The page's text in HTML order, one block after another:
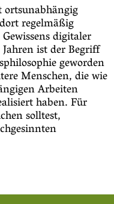
ortsunabhängig
regelmäßig
digitaler
ist der Begriff
geworden
Menschen, die wie
Arbeiten
haben. Für
solltest,